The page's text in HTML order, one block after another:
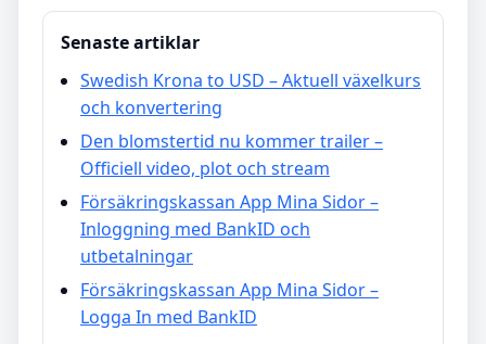
Senaste artiklar
Swedish Krona to USD – Aktuell växelkurs
och konvertering
Den blomstertid nu kommer trailer –
Officiell video, plot och stream
Försäkringskassan App Mina Sidor –
Inloggning med BankID och
utbetalningar
Försäkringskassan App Mina Sidor –
Logga In med BankID